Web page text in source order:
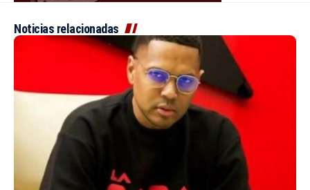
Noticias relacionadas